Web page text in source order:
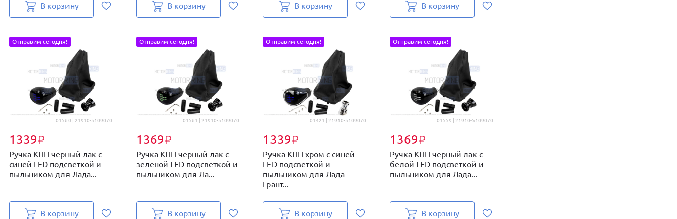
В корзину В корзину В корзину В корзину
.01560 | 21910-5109070
1339₽
Отправим сегодня!
Ручка КПП черный лак с
синей LED подсветкой и
пыльником для Лада...
В корзину
.01561 | 21910-5109070
1369₽
Отправим сегодня!
Ручка КПП черный лак с
зеленой LED подсветкой и
пыльником для Ла...
В корзину
.01421 | 21910-5109070
1339₽
Отправим сегодня!
Ручка КПП хром с синей
LED подсветкой и
пыльником для Лада
Грант...
В корзину
.01559 | 21910-5109070
1369₽
Отправим сегодня!
Ручка КПП черный лак с
белой LED подсветкой и
пыльником для Лада...
В корзину